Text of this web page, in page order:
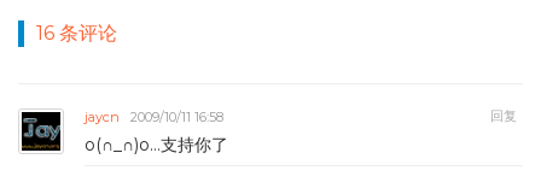
16 条评论
jaycn 2009/10/11 16:58 回复
o(∩_∩)o…支持你了